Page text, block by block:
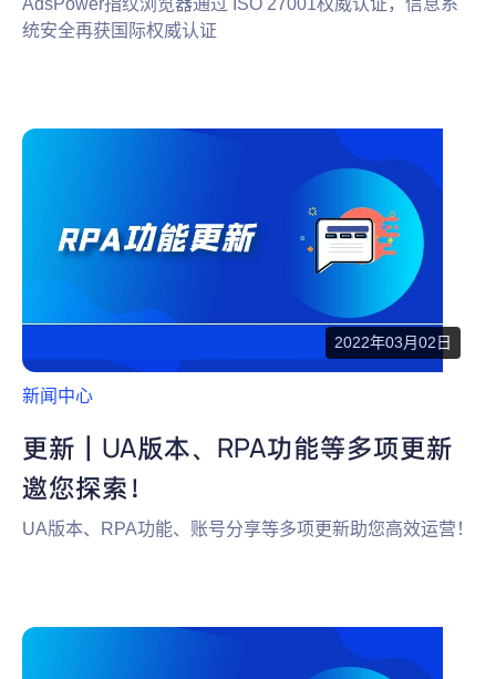
AdsPower指纹浏览器通过 ISO 27001权威认证，信息系
统安全再获国际权威认证
2022年03月02日
新闻中心
更新｜UA版本、RPA功能等多项更新
邀您探索！
UA版本、RPA功能、账号分享等多项更新助您高效运营！